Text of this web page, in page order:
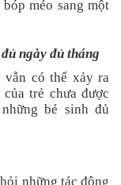
méo sang một
ngày đủ tháng
có thể xảy ra
trẻ chưa được
bé sinh đủ
những tác động